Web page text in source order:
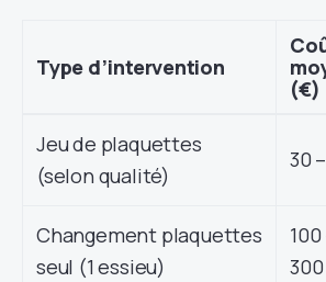
Type d’intervention
(€)
Jeu de plaquettes
(selon qualité)
30
Changement plaquettes
seul (1 essieu)
100
300